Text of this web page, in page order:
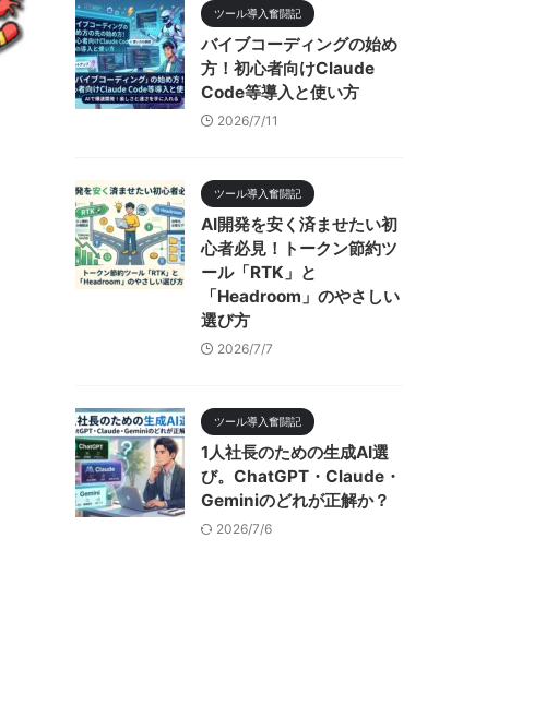
ツール導入奮闘記
バイブコーディングの始め
方！初心者向けClaude
Code等導入と使い方
2026/7/11
ツール導入奮闘記
AI開発を安く済ませたい初
心者必見！トークン節約ツ
ール「RTK」と
「Headroom」のやさしい
選び方
2026/7/7
ツール導入奮闘記
1人社長のための生成AI選
び。ChatGPT・Claude・
Geminiのどれが正解か？
2026/7/6